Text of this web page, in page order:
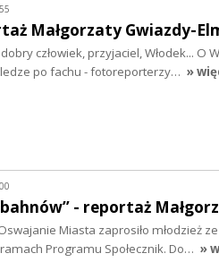
Małgorzaty Gwiazdy-
człowiek, przyjaciel, Włodek...
po fachu - fotoreporterzy… »
- reportaż
Miasta zaprosiło młodzież
Programu Społecznik. Do… »